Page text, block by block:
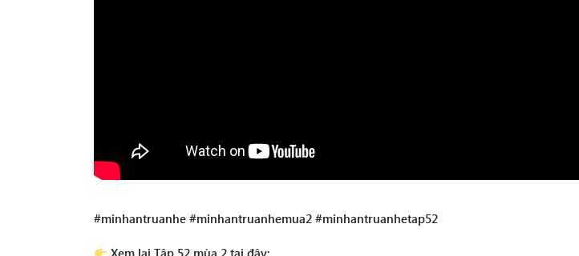
#minhantruanhe #minhantruanhemua2 #minhantruanhetap52
Xem lại Tập 52 mùa 2 tại đây: